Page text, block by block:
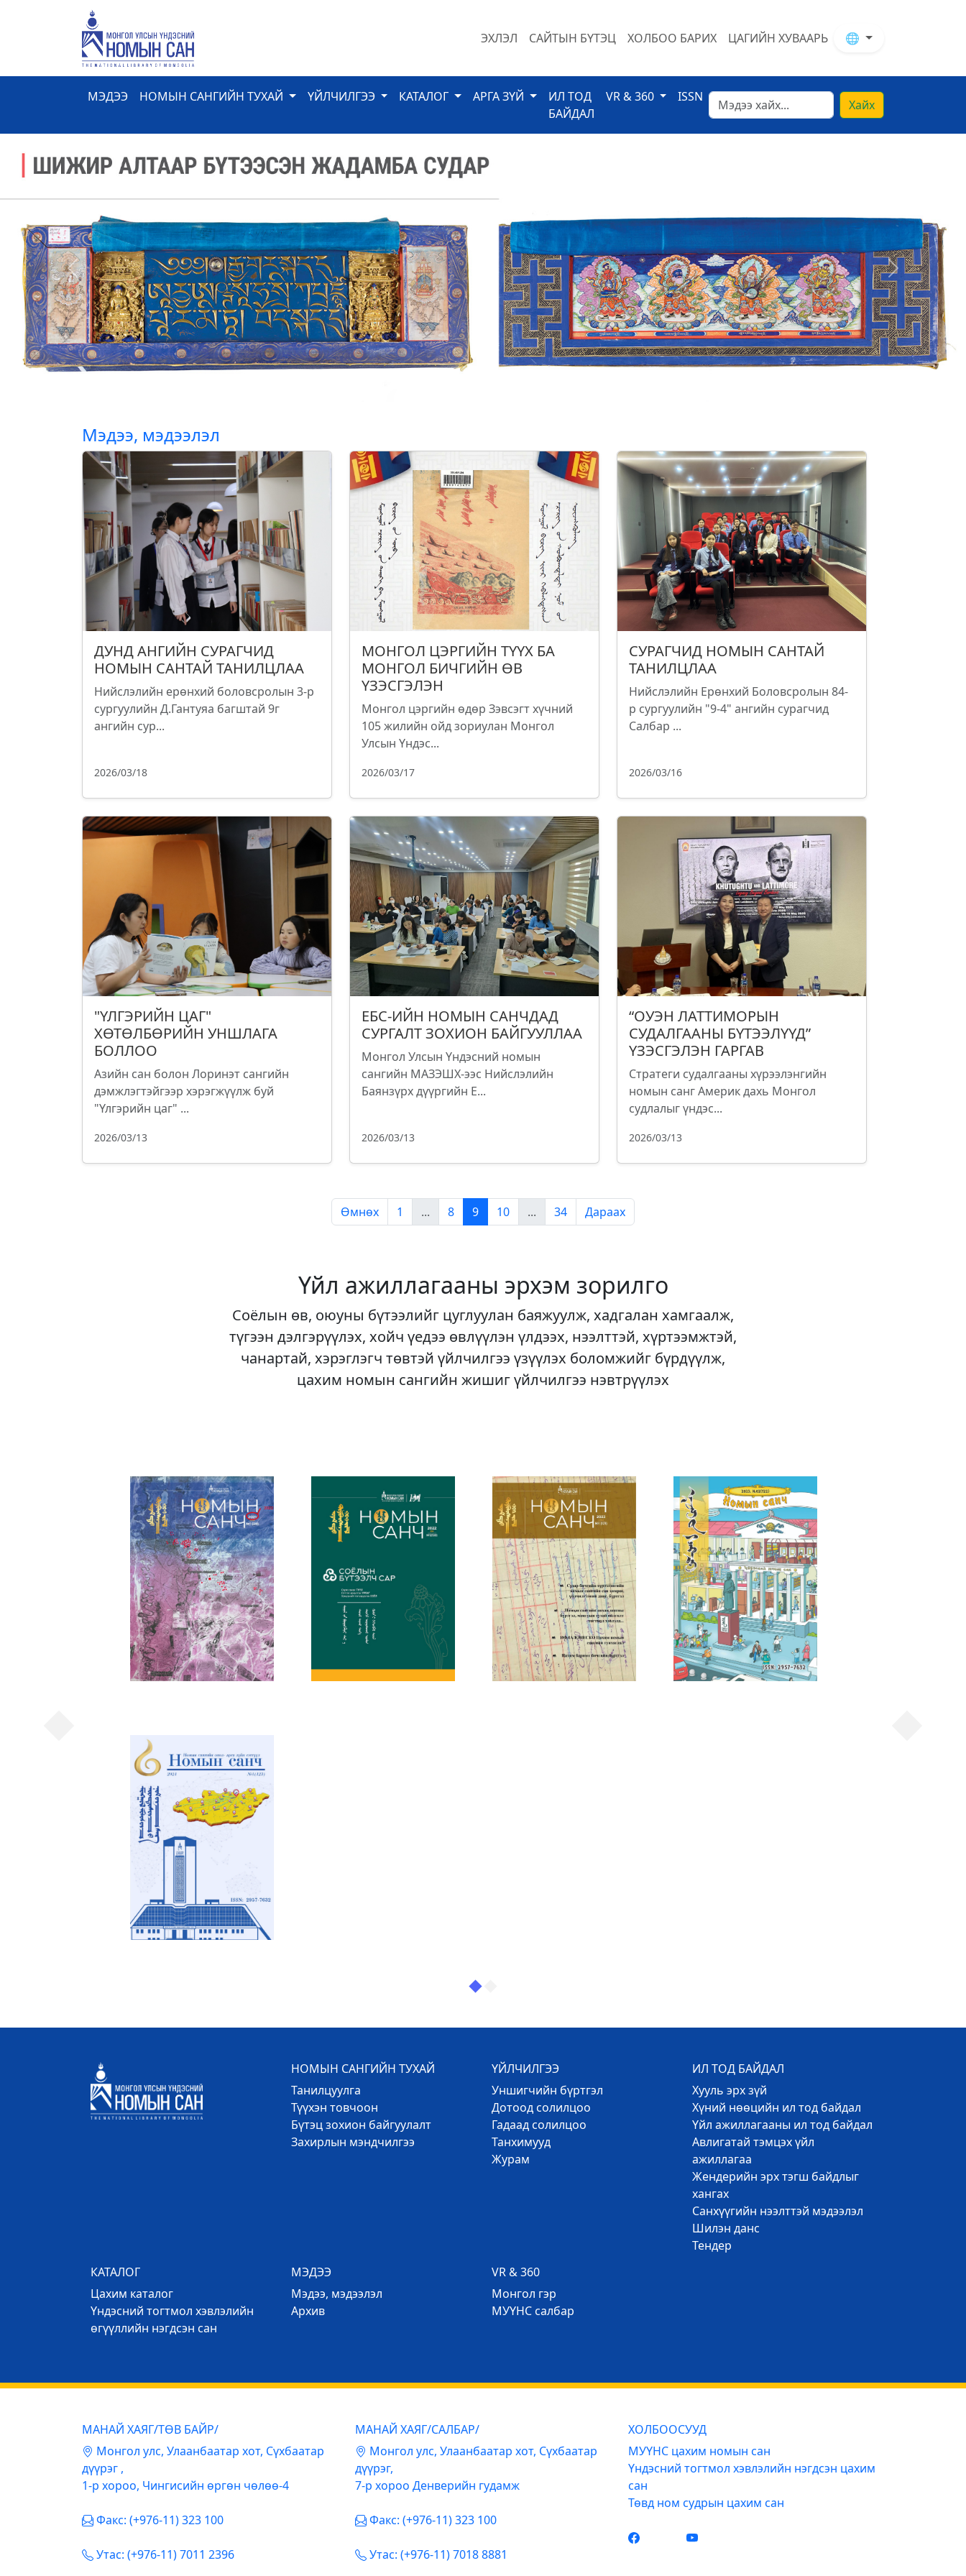
ЭХЛЭЛ САЙТЫН БҮТЭЦ ХОЛБОО БАРИХ ЦАГИЙН ХУВААРЬ 🌐
МЭДЭЭ НОМЫН САНГИЙН ТУХАЙ ҮЙЛЧИЛГЭЭ КАТАЛОГ АРГА ЗҮЙ
ИЛ ТОД
БАЙДАЛ
VR & 360 ISSN
Хайх
Previous Next
Мэдээ, мэдээлэл
ДУНД АНГИЙН СУРАГЧИД
НОМЫН САНТАЙ ТАНИЛЦЛАА
Нийслэлийн ерөнхий боловсролын 3-р
сургуулийн Д.Гантуяа багштай 9г
ангийн сур...
2026/03/18
МОНГОЛ ЦЭРГИЙН ТҮҮХ БА
МОНГОЛ БИЧГИЙН ӨВ
ҮЗЭСГЭЛЭН
Монгол цэргийн өдөр Зэвсэгт хүчний
105 жилийн ойд зориулан Монгол
Улсын Үндэс...
2026/03/17
СУРАГЧИД НОМЫН САНТАЙ
ТАНИЛЦЛАА
Нийслэлийн Ерөнхий Боловсролын 84-
р сургуулийн "9-4" ангийн сурагчид
Салбар ...
2026/03/16
"ҮЛГЭРИЙН ЦАГ"
ХӨТӨЛБӨРИЙН УНШЛАГА
БОЛЛОО
Азийн сан болон Лоринэт сангийн
дэмжлэгтэйгээр хэрэгжүүлж буй
"Үлгэрийн цаг" ...
2026/03/13
ЕБС-ИЙН НОМЫН САНЧДАД
СУРГАЛТ ЗОХИОН БАЙГУУЛЛАА
Монгол Улсын Үндэсний номын
сангийн МАЗЭШХ-ээс Нийслэлийн
Баянзүрх дүүргийн Е...
2026/03/13
“ОУЭН ЛАТТИМОРЫН
СУДАЛГААНЫ БҮТЭЭЛҮҮД”
ҮЗЭСГЭЛЭН ГАРГАВ
Стратеги судалгааны хүрээлэнгийн
номын санг Америк дахь Монгол
судлалыг үндэс...
2026/03/13
Өмнөх 1 ... 8 9 10 ... 34 Дараах
Үйл ажиллагааны эрхэм зорилго
Соёлын өв, оюуны бүтээлийг цуглуулан баяжуулж, хадгалан хамгаалж,
түгээн дэлгэрүүлэх, хойч үедээ өвлүүлэн үлдээх, нээлттэй, хүртээмжтэй,
чанартай, хэрэглэгч төвтэй үйлчилгээ үзүүлэх боломжийг бүрдүүлж,
цахим номын сангийн жишиг үйлчилгээ нэвтрүүлэх
НОМЫН САНГИЙН ТУХАЙ
Танилцуулга
Түүхэн товчоон
Бүтэц зохион байгуулалт
Захирлын мэндчилгээ
ҮЙЛЧИЛГЭЭ
Уншигчийн бүртгэл
Дотоод солилцоо
Гадаад солилцоо
Танхимууд
Журам
ИЛ ТОД БАЙДАЛ
Хууль эрх зүй
Хүний нөөцийн ил тод байдал
Үйл ажиллагааны ил тод байдал
Авлигатай тэмцэх үйл
ажиллагаа
Жендерийн эрх тэгш байдлыг
хангах
Санхүүгийн нээлттэй мэдээлэл
Шилэн данс
Тендер
КАТАЛОГ
Цахим каталог
Үндэсний тогтмол хэвлэлийн
өгүүллийн нэгдсэн сан
МЭДЭЭ
Mэдээ, мэдээлэл
Архив
VR & 360
Mонгол гэр
МУҮНС салбар
МАНАЙ ХАЯГ/ТӨВ БАЙР/
Mонгол улс, Улаанбаатар хот, Сүхбаатар
дүүрэг ,
1-р хороо, Чингисийн өргөн чөлөө-4
Факс: (+976-11) 323 100
Утас: (+976-11) 7011 2396
МАНАЙ ХАЯГ/САЛБАР/
Mонгол улс, Улаанбаатар хот, Сүхбаатар
дүүрэг,
7-р хороо Денверийн гудамж
Факс: (+976-11) 323 100
Утас: (+976-11) 7018 8881
ХОЛБООСУУД
МУҮНС цахим номын сан
Үндэсний тогтмол хэвлэлийн нэгдсэн цахим
сан
Төвд ном судрын цахим сан